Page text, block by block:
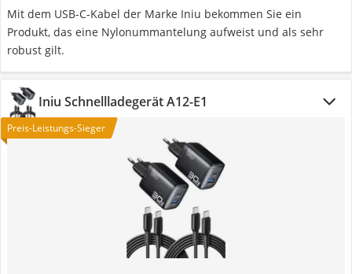
Mit dem USB-C-Kabel der Marke Iniu bekommen Sie ein
Produkt, das eine Nylonummantelung aufweist und als sehr
robust gilt.
Iniu Schnellladegerät A12-E1
Preis-Leistungs-Sieger